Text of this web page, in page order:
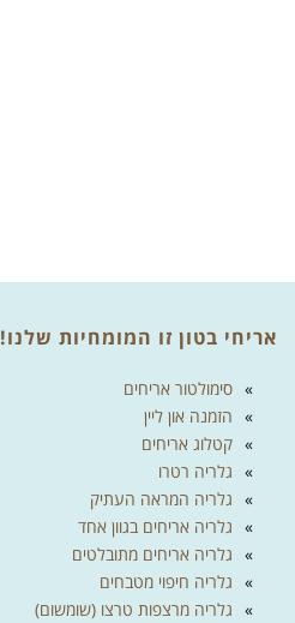
אריחי בטון זו המומחיות שלנו!
סימולטור אריחים
הזמנה און ליין
קטלוג אריחים
גלריה רטרו
גלריה המראה העתיק
גלריה אריחים בגוון אחד
גלריה אריחים מתובלטים
גלריה חיפוי מטבחים
גלריה מרצפות טרצו (שומשום)